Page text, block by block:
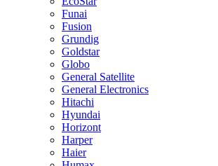
Funai
Fusion
Grundig
Goldstar
Globo
General Satellite
General Electronics
Hitachi
Hyundai
Horizont
Harper
Haier